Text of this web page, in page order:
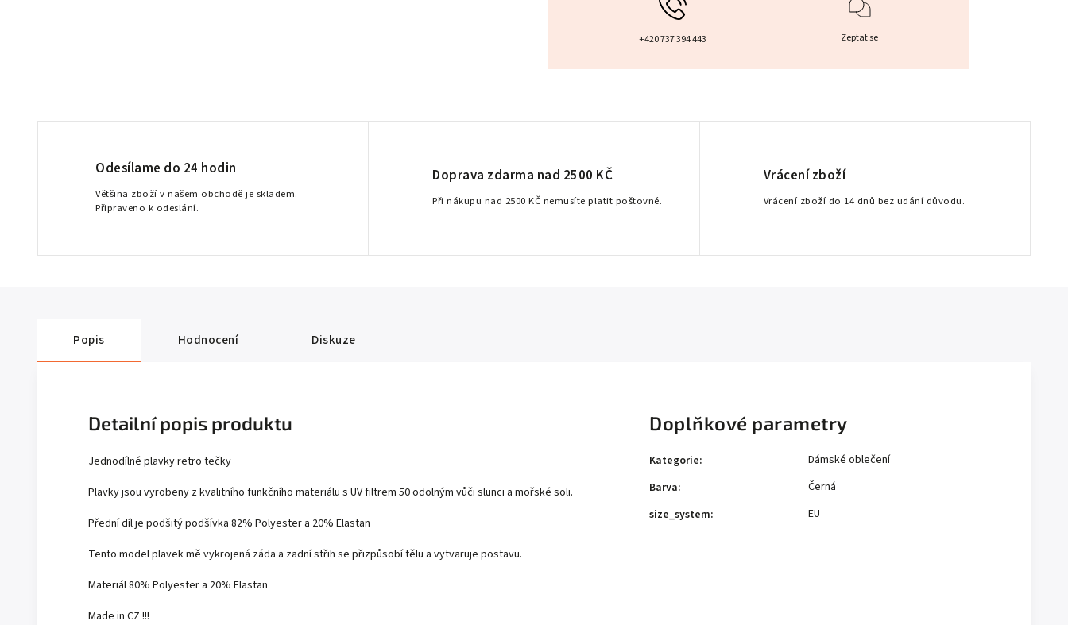
+420 737 394 443 Zeptat se
Odesílame do 24 hodin
Většina zboží v našem obchodě je skladem.
Připraveno k odeslání.
Doprava zdarma nad 2500 KČ
Při nákupu nad 2500 KČ nemusíte platit poštovné.
Vrácení zboží
Vrácení zboží do 14 dnů bez udání důvodu.
Popis Hodnocení Diskuze
Detailní popis produktu
Jednodílné plavky retro tečky
Plavky jsou vyrobeny z kvalitního funkčního materiálu s UV filtrem 50 odolným vůči slunci a mořské soli.
Přední díl je podšitý podšívka 82% Polyester a 20% Elastan
Tento model plavek mě vykrojená záda a zadní střih se přizpůsobí tělu a vytvaruje postavu.
Materiál 80% Polyester a 20% Elastan
Made in CZ !!!
Doplňkové parametry
Kategorie:
Dámské oblečení
Barva:
Černá
size_system: EU